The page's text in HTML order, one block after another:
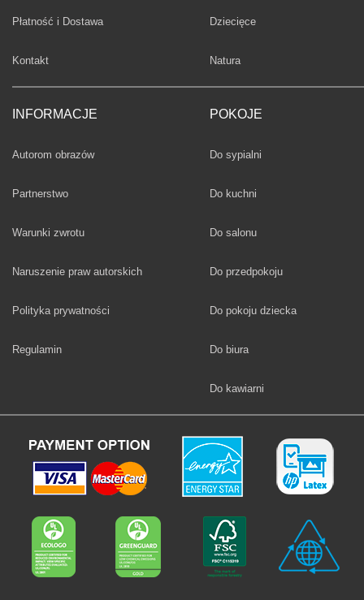
Płatność i Dostawa
Kontakt
INFORMACJE
Autorom obrazów
Partnerstwo
Warunki zwrotu
Naruszenie praw autorskich
Polityka prywatności
Regulamin
Fototapety
Dziecięce
Fototapety
Natura
POKOJE
Fototapety
Do sypialni
Fototapety
Do kuchni
Fototapety
Do salonu
Fototapety
Do przedpokoju
Fototapety
Do pokoju dziecka
Fototapety
Do biura
Fototapety
Do kawiarni